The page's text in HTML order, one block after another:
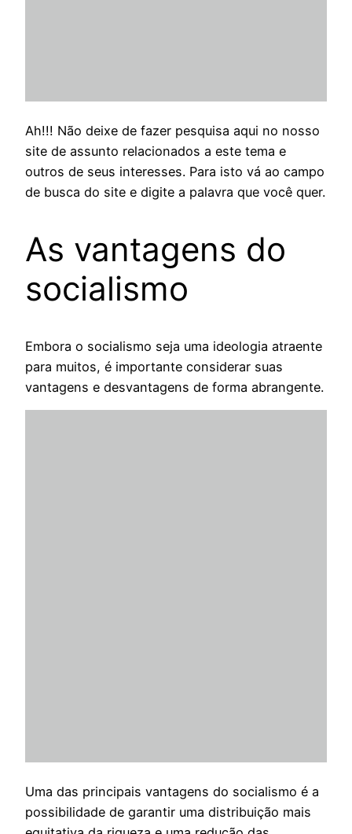
Ah!!! Não deixe de fazer pesquisa aqui no nosso
site de assunto relacionados a este tema e
outros de seus interesses. Para isto vá ao campo
de busca do site e digite a palavra que você quer.
As vantagens do
socialismo
Embora o socialismo seja uma ideologia atraente
para muitos, é importante considerar suas
vantagens e desvantagens de forma abrangente.
Uma das principais vantagens do socialismo é a
possibilidade de garantir uma distribuição mais